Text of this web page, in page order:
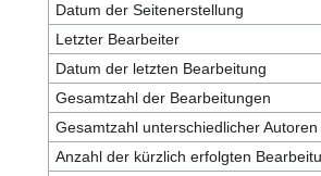
Datum der Seitenerstellung
Letzter Bearbeiter
Datum der letzten Bearbeitung
Gesamtzahl der Bearbeitungen
Gesamtzahl unterschiedlicher Autoren
Anzahl der kürzlich erfolgten